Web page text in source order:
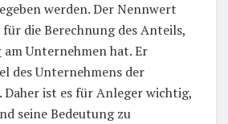
werden. Der Nennwert
die Berechnung des Anteils,
am Unternehmen hat. Er
des Unternehmens der
ist es für Anleger wichtig,
seine Bedeutung zu